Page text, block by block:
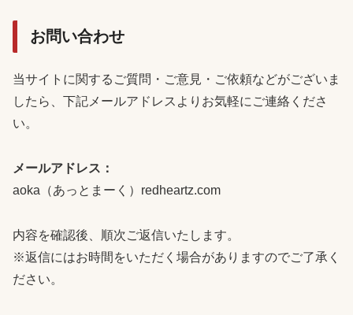
お問い合わせ
当サイトに関するご質問・ご意見・ご依頼などがございま
したら、下記メールアドレスよりお気軽にご連絡くださ
い。
メールアドレス：
aoka（あっとまーく）redheartz.com
内容を確認後、順次ご返信いたします。
※返信にはお時間をいただく場合がありますのでご了承く
ださい。